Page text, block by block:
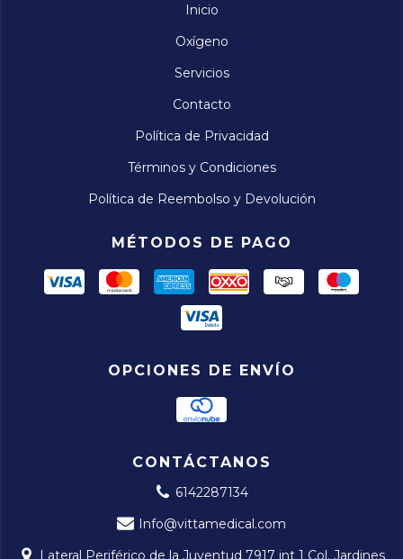
Inicio
Oxígeno
Servicios
Contacto
Política de Privacidad
Términos y Condiciones
Política de Reembolso y Devolución
MÉTODOS DE PAGO
OPCIONES DE ENVÍO
CONTÁCTANOS
6142287134
Info@vittamedical.com
Lateral Periférico de la Juventud 7917 int 1 Col. Jardines